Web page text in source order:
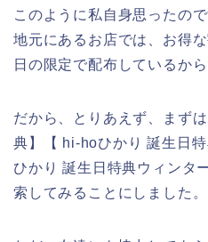
このように私自身思ったの
地元にあるお店では、お得
日の限定で配布しているから
だから、とりあえず、まず
典】【 hi-hoひかり 誕生日
ひかり 誕生日特典ウィンタ
索してみることにしました。